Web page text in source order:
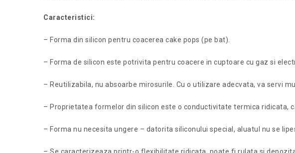
Caracteristici:
– Forma din silicon pentru coacerea cake pops (pe bat).
– Forma de silicon este potrivita pentru coacere in cuptoare cu gaz si
– Reutilizabila, nu absoarbe mirosurile. Cu o utilizare adecvata, va servi
– Proprietatea formelor din silicon este o conductivitate termica ridicata,
– Forma nu necesita ungere – datorita siliconului special, aluatul nu se